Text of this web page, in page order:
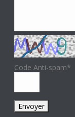
Code Anti-spam*